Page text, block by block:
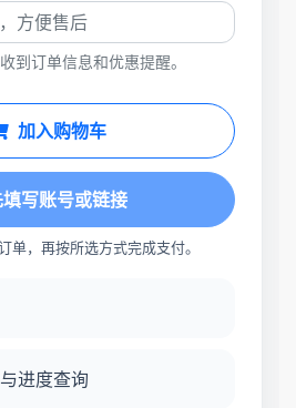
到订单信息和优惠提醒。
加入购物车
写账号或链接
单，再按所选方式完成支付。
进度查询